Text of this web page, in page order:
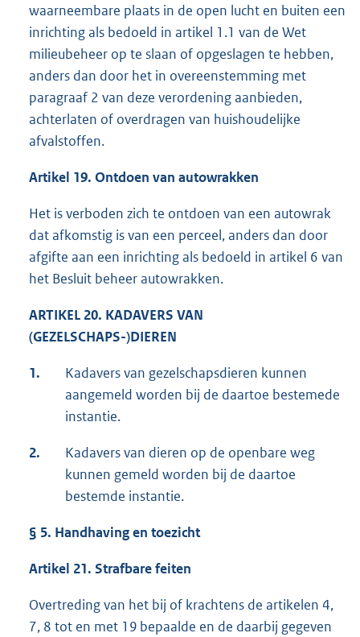
waarneembare plaats in de open lucht en buiten een
inrichting als bedoeld in artikel 1.1 van de Wet
milieubeheer op te slaan of opgeslagen te hebben,
anders dan door het in overeenstemming met
paragraaf 2 van deze verordening aanbieden,
achterlaten of overdragen van huishoudelijke
afvalstoffen.
Artikel 19. Ontdoen van autowrakken
Het is verboden zich te ontdoen van een autowrak
dat afkomstig is van een perceel, anders dan door
afgifte aan een inrichting als bedoeld in artikel 6 van
het Besluit beheer autowrakken.
ARTIKEL 20. KADAVERS VAN
(GEZELSCHAPS-)DIEREN
1.
Kadavers van gezelschapsdieren kunnen
aangemeld worden bij de daartoe bestemede
instantie.
2.
Kadavers van dieren op de openbare weg
kunnen gemeld worden bij de daartoe
bestemde instantie.
§ 5. Handhaving en toezicht
Artikel 21. Strafbare feiten
Overtreding van het bij of krachtens de artikelen 4,
7, 8 tot en met 19 bepaalde en de daarbij gegeven